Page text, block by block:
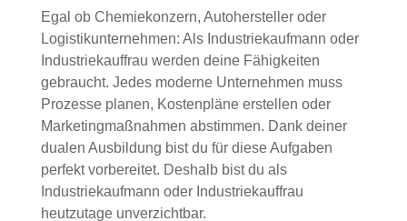
Egal ob Chemiekonzern, Autohersteller oder
Logistikunternehmen: Als Industriekaufmann oder
Industriekauffrau werden deine Fähigkeiten
gebraucht. Jedes moderne Unternehmen muss
Prozesse planen, Kostenpläne erstellen oder
Marketingmaßnahmen abstimmen. Dank deiner
dualen Ausbildung bist du für diese Aufgaben
perfekt vorbereitet. Deshalb bist du als
Industriekaufmann oder Industriekauffrau
heutzutage unverzichtbar.